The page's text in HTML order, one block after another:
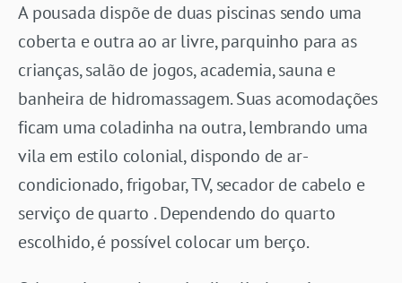
A pousada dispõe de duas piscinas sendo uma
coberta e outra ao ar livre, parquinho para as
crianças, salão de jogos, academia, sauna e
banheira de hidromassagem. Suas acomodações
ficam uma coladinha na outra, lembrando uma
vila em estilo colonial, dispondo de ar-
condicionado, frigobar, TV, secador de cabelo e
serviço de quarto . Dependendo do quarto
escolhido, é possível colocar um berço.